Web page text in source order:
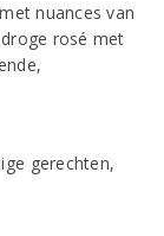
nuances van
rosé met
gerechten,